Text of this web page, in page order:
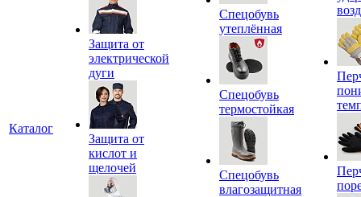
Каталог
Защита от
электрической
дуги
Защита от
кислот и
щелочей
Спецобувь
утеплённая
Спецобувь
термостойкая
Спецобувь
влагозащитная